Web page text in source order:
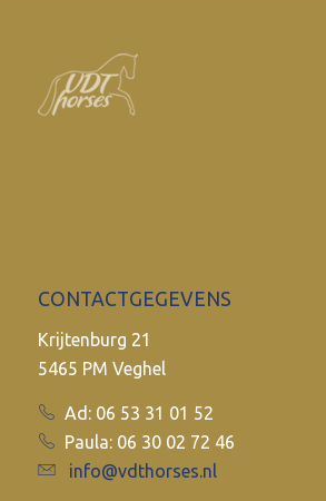
CONTACTGEGEVENS
Krijtenburg 21
5465 PM Veghel
Ad: 06 53 31 01 52
Paula: 06 30 02 72 46
info@vdthorses.nl